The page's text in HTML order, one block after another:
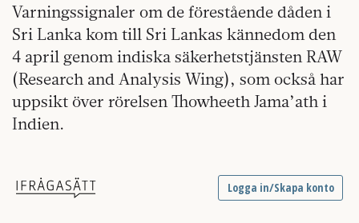
Varningssignaler om de förestående dåden i
Sri Lanka kom till Sri Lankas kännedom den
4 april genom indiska säkerhetstjänsten RAW
(Research and Analysis Wing), som också har
uppsikt över rörelsen Thowheeth Jama’ath i
Indien.